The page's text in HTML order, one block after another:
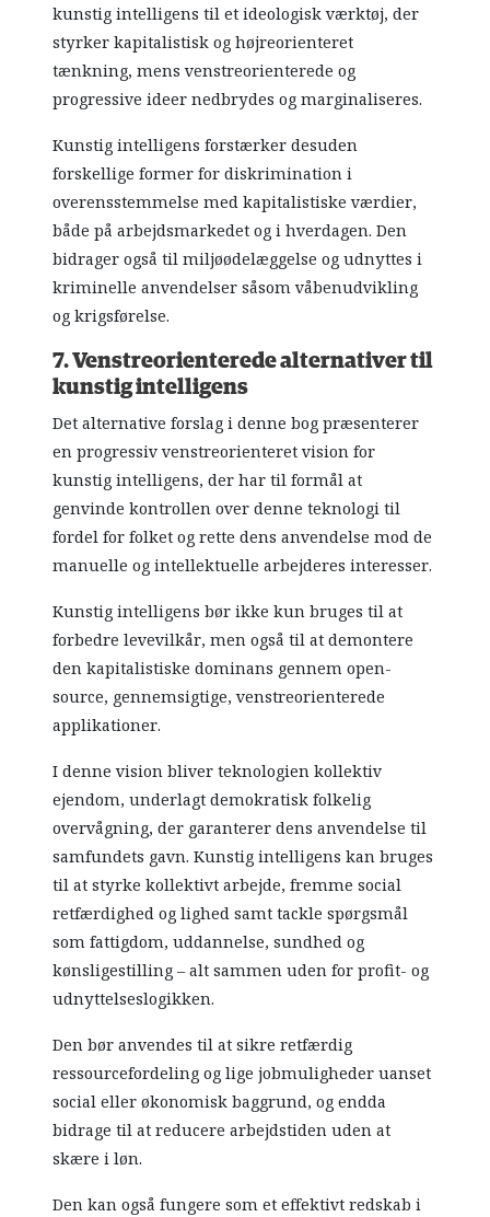
kunstig intelligens til et ideologisk værktøj, der
styrker kapitalistisk og højreorienteret
tænkning, mens venstreorienterede og
progressive ideer nedbrydes og marginaliseres.
Kunstig intelligens forstærker desuden
forskellige former for diskrimination i
overensstemmelse med kapitalistiske værdier,
både på arbejdsmarkedet og i hverdagen. Den
bidrager også til miljøødelæggelse og udnyttes i
kriminelle anvendelser såsom våbenudvikling
og krigsførelse.
7. Venstreorienterede alternativer til
kunstig intelligens
Det alternative forslag i denne bog præsenterer
en progressiv venstreorienteret vision for
kunstig intelligens, der har til formål at
genvinde kontrollen over denne teknologi til
fordel for folket og rette dens anvendelse mod de
manuelle og intellektuelle arbejderes interesser.
Kunstig intelligens bør ikke kun bruges til at
forbedre levevilkår, men også til at demontere
den kapitalistiske dominans gennem open-
source, gennemsigtige, venstreorienterede
applikationer.
I denne vision bliver teknologien kollektiv
ejendom, underlagt demokratisk folkelig
overvågning, der garanterer dens anvendelse til
samfundets gavn. Kunstig intelligens kan bruges
til at styrke kollektivt arbejde, fremme social
retfærdighed og lighed samt tackle spørgsmål
som fattigdom, uddannelse, sundhed og
kønsligestilling – alt sammen uden for profit- og
udnyttelseslogikken.
Den bør anvendes til at sikre retfærdig
ressourcefordeling og lige jobmuligheder uanset
social eller økonomisk baggrund, og endda
bidrage til at reducere arbejdstiden uden at
skære i løn.
Den kan også fungere som et effektivt redskab i